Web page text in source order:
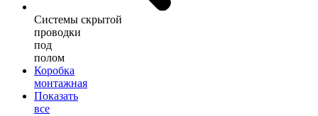
Системы скрытой
проводки
под
полом
Коробка
монтажная
Показать
все